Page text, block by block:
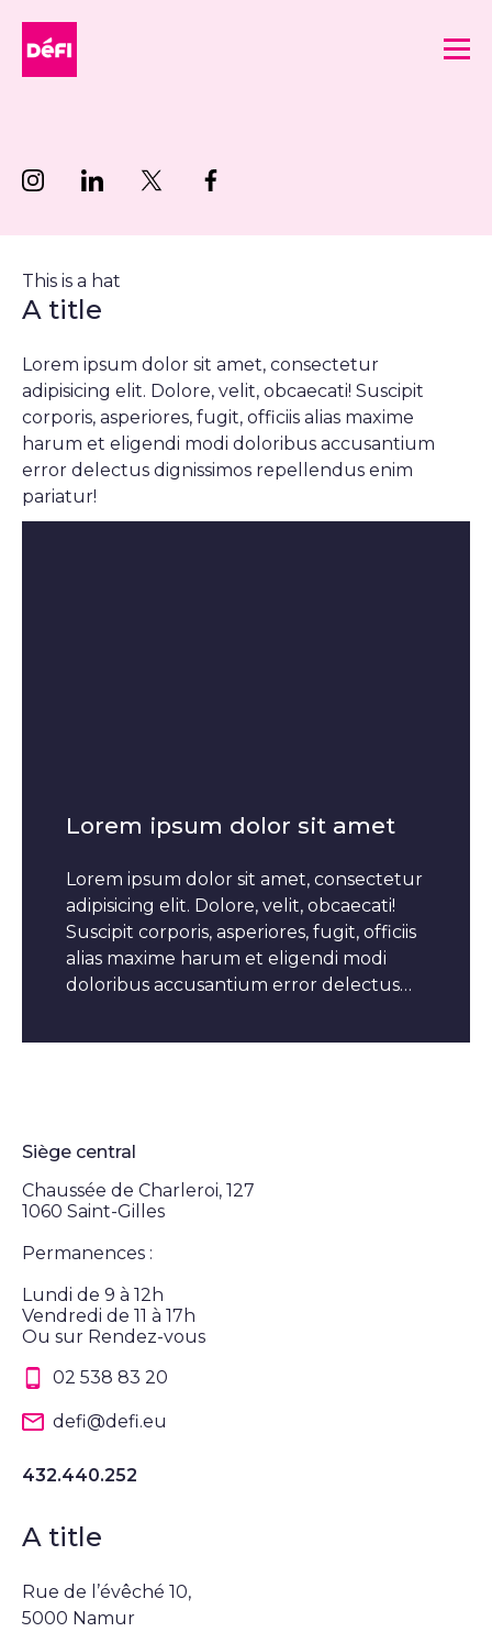
Suivez nous sur Instagram
Suivez nous sur LinkedIn
Suivez nous sur Twitter
This is a hat
A title
Lorem ipsum dolor sit amet, consectetur
adipisicing elit. Dolore, velit, obcaecati! Suscipit
corporis, asperiores, fugit, officiis alias maxime
harum et eligendi modi doloribus accusantium
error delectus dignissimos repellendus enim
pariatur!
Lorem ipsum dolor sit amet
Lorem ipsum dolor sit amet, consectetur
adipisicing elit. Dolore, velit, obcaecati!
Suscipit corporis, asperiores, fugit, officiis
alias maxime harum et eligendi modi
doloribus accusantium error delectus
Siège central
Chaussée de Charleroi, 127
1060 Saint-Gilles
Permanences :
Lundi de 9 à 12h
Vendredi de 11 à 17h
Ou sur Rendez-vous
02 538 83 20
defi@defi.eu
432.440.252
A title
Rue de l’évêché 10,
5000 Namur